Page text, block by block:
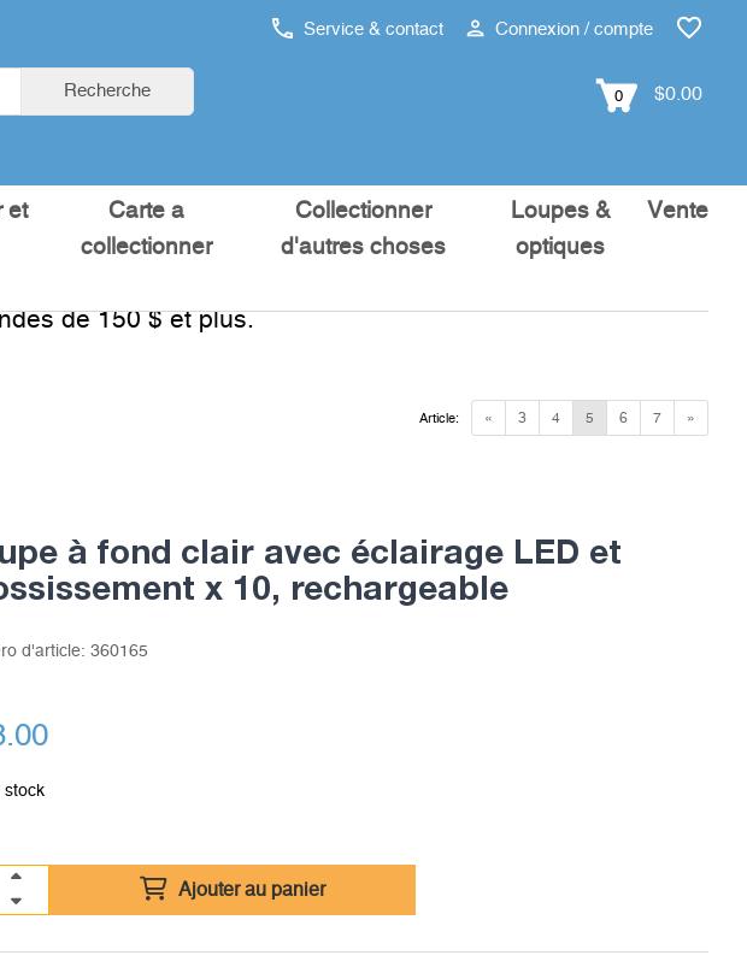
Service & contact Connexion / compte
Recherche 0 $0.00
et
Carte a
collectionner
Collectionner
d'autres choses
Loupes &
optiques
Vente
de 150 $ et plus.
« 3 4 5 6 7 »
Article:
à fond clair avec éclairage LED et
x 10, rechargeable
d'article: 360165
stock
Ajouter au panier